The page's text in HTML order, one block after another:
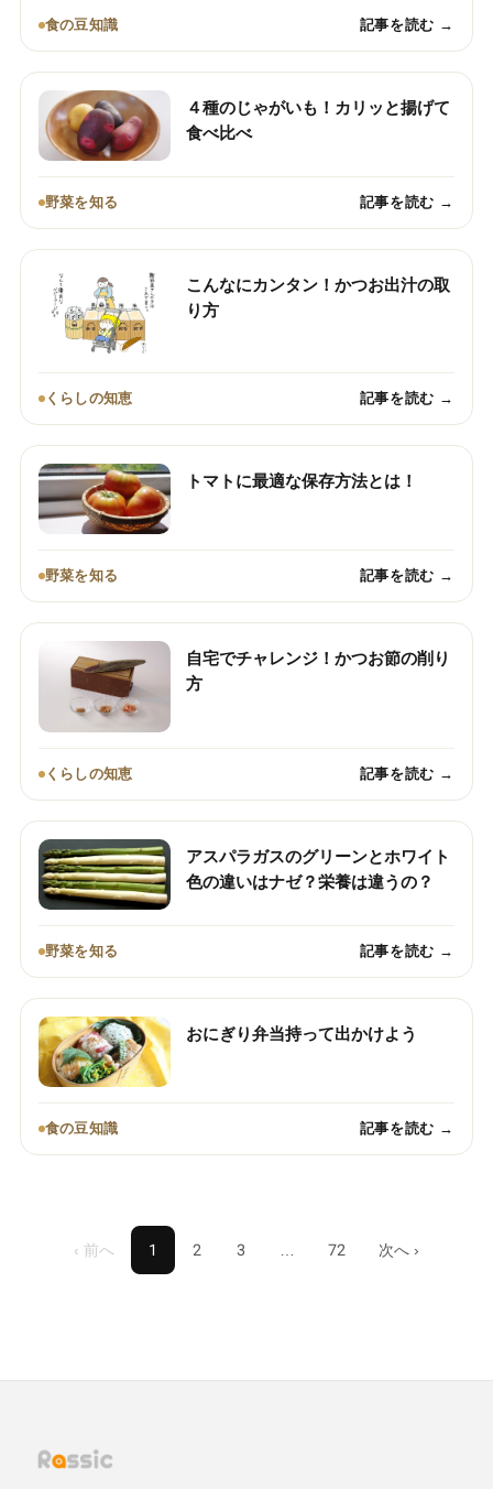
食の豆知識 記事を読む →
４種のじゃがいも！カリッと揚げて
食べ比べ
野菜を知る 記事を読む →
こんなにカンタン！かつお出汁の取
り方
くらしの知恵 記事を読む →
トマトに最適な保存方法とは！
野菜を知る 記事を読む →
自宅でチャレンジ！かつお節の削り
方
くらしの知恵 記事を読む →
アスパラガスのグリーンとホワイト
色の違いはナゼ？栄養は違うの？
野菜を知る 記事を読む →
おにぎり弁当持って出かけよう
食の豆知識 記事を読む →
‹ 前へ 1 2 3 72 次へ ›